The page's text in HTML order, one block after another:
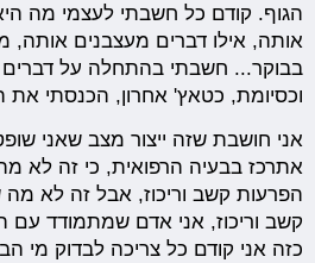
הגוף. קודם כל חשבתי לעצמי מה
אותה, אילו דברים מעצבנים
בבוקר... חשבתי בהתחלה על דברים
וכסיומת, כטאץ' אחרון, הכנסתי את
אני חושבת שזה ייצור מצב שאני
אתרכז בבעיה הרפואית, כי זה לא
הפרעות קשב וריכוז, אבל זה לא
קשב וריכוז, אני אדם שמתמודד
כזה אני קודם כל צריכה לבדוק מי